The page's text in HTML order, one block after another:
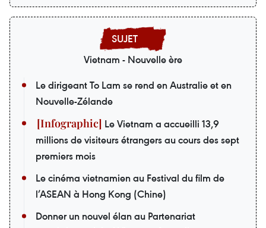
Vietnam - Nouvelle ère
Le dirigeant To Lam se rend en Australie et en
Nouvelle-Zélande
Le Vietnam a accueilli 13,9
millions de visiteurs étrangers au cours des sept
premiers mois
Le cinéma vietnamien au Festival du film de
l’ASEAN à Hong Kong (Chine)
Donner un nouvel élan au Partenariat